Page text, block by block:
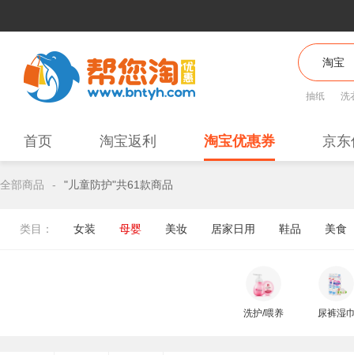
抽纸 洗
首页 淘宝返利 淘宝优惠券 京东
全部商品 - "儿童防护"共61款商品
类目： 女装 母婴 美妆 居家日用 鞋品 美食
洗护/喂养 尿裤湿